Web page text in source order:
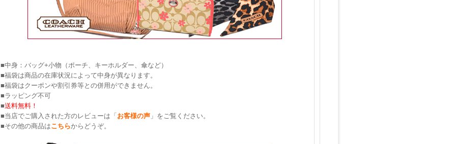
■中身：バッグ+小物（ポーチ、キーホルダー、傘など）
■福袋は商品の在庫状況によって中身が異なります。
■福袋はクーポンや割引券等との併用ができません。
■ラッピング不可
■送料無料！
■当店でご購入された方のレビューは「 お客様の声 」をご覧ください。
■その他の商品はこちらからどうぞ。